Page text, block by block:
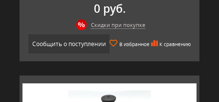
0 руб.
Скидки при покупке
Сообщить о поступлении В избранное К сравнению